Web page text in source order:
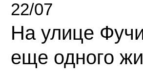
22/07
На улице
еще одного